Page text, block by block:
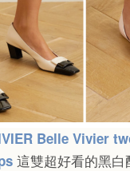
Belle Vivier
這雙超好看的黑